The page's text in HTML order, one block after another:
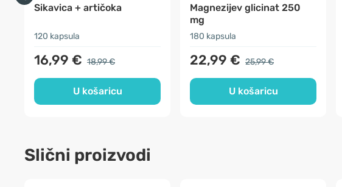
Sikavica + artičoka
120 kapsula
16,99 € 18,99 €
U košaricu
Magnezijev glicinat 250
mg
180 kapsula
22,99 € 25,99 €
U košaricu
Slični proizvodi